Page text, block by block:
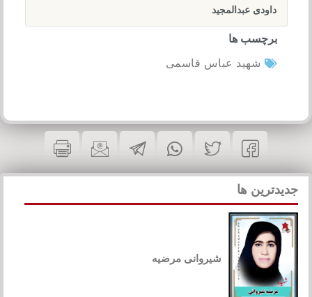
داودی عبدالمجید
برچسب ها
شهید عباس قاسمی
جدیدترین ها
شیروانی مرضیه